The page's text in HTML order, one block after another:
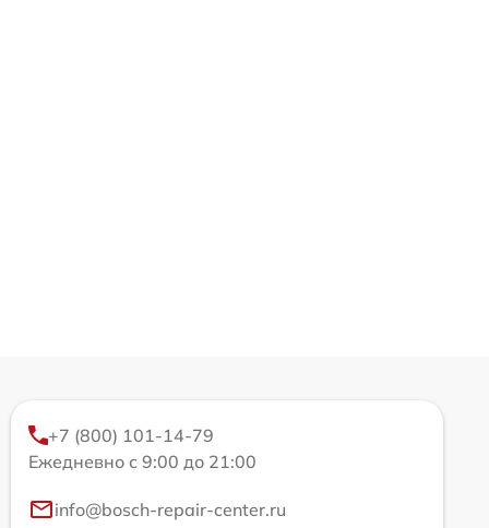
+7 (800) 101-14-79
Ежедневно с 9:00 до 21:00
info@bosch-repair-center.ru